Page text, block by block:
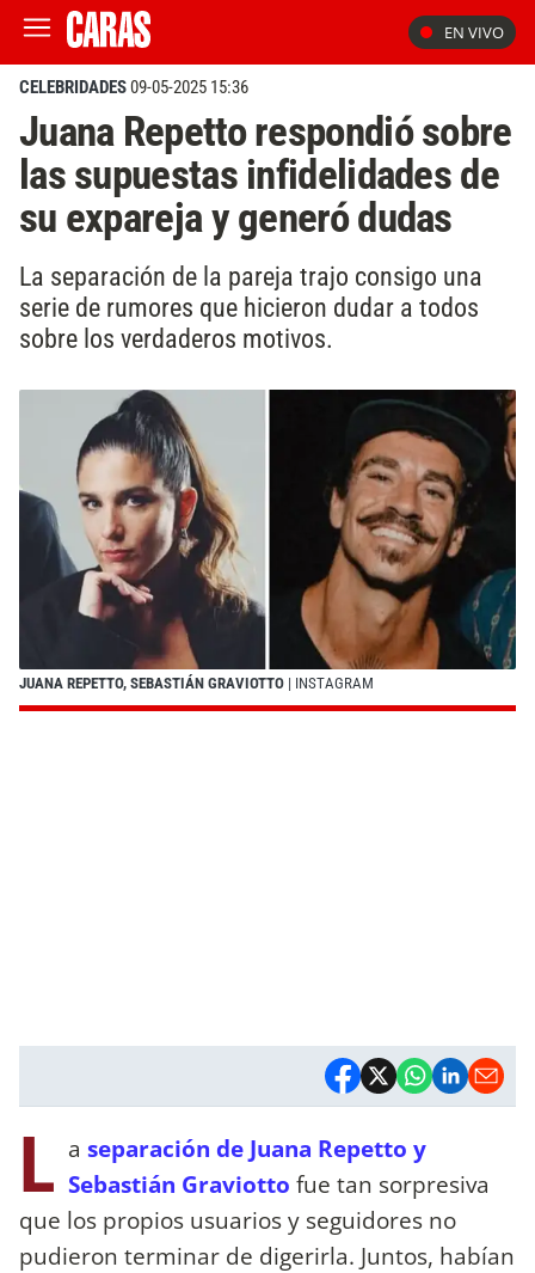
EN VIVO
CELEBRIDADES09-05-2025 15:36
Juana Repetto respondió sobre
las supuestas infidelidades de
su expareja y generó dudas
La separación de la pareja trajo consigo una
serie de rumores que hicieron dudar a todos
sobre los verdaderos motivos.
JUANA REPETTO, SEBASTIÁN GRAVIOTTO | INSTAGRAM
L a separación de Juana Repetto y
Sebastián Graviotto fue tan sorpresiva
que los propios usuarios y seguidores no
pudieron terminar de digerirla. Juntos, habían